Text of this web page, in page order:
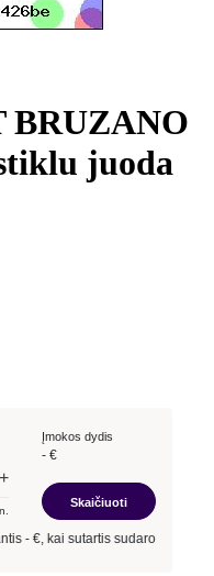
BRUZANO
juoda